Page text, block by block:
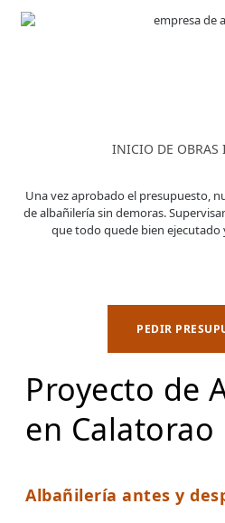
INICIO DE OBRAS
Una vez aprobado el presupuesto,
de albañilería sin demoras.
que todo quede bien ejecutado
PEDIR
Proyecto de
en Calatorao
Albañilería antes y